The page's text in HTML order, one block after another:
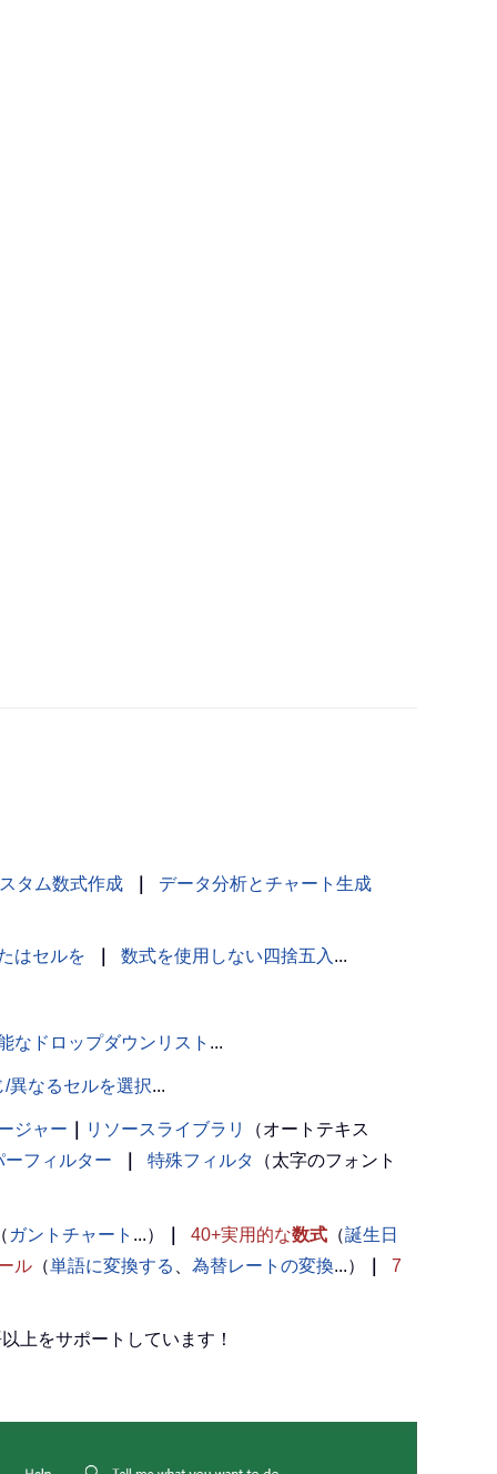
タム数式作成
データ分析とチャート生成
はセルを 数式を使用しない四捨五入 ...
なドロップダウンリスト ...
/異なるセルを選択...
ジャー リソースライブラリ
（オートテキス
ーフィルター 特殊フィルタ
（太字のフォント
ガントチャート ...） 40+実用的な数式 （誕生日
ル （単語に変換する 為替レートの変換...）
7
上をサポートしています！